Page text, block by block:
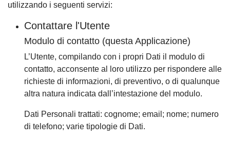
utilizzando i seguenti servizi:
Contattare l'Utente
Modulo di contatto (questa Applicazione)
L’Utente, compilando con i propri Dati il modulo di
contatto, acconsente al loro utilizzo per rispondere alle
richieste di informazioni, di preventivo, o di qualunque
altra natura indicata dall’intestazione del modulo.
Dati Personali trattati: cognome; email; nome; numero
di telefono; varie tipologie di Dati.